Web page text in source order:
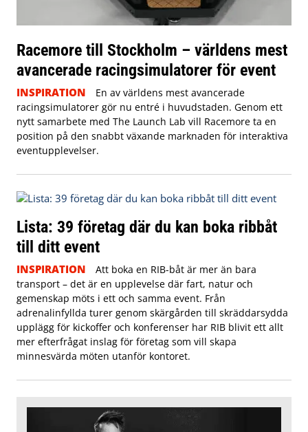
Racemore till Stockholm – världens mest
avancerade racingsimulatorer för event
INSPIRATION
En av världens mest avancerade
racingsimulatorer gör nu entré i huvudstaden. Genom ett
nytt samarbete med The Launch Lab vill Racemore ta en
position på den snabbt växande marknaden för interaktiva
eventupplevelser.
Lista: 39 företag där du kan boka ribbåt
till ditt event
INSPIRATION
Att boka en RIB-båt är mer än bara
transport – det är en upplevelse där fart, natur och
gemenskap möts i ett och samma event. Från
adrenalinfyllda turer genom skärgården till skräddarsydda
upplägg för kickoffer och konferenser har RIB blivit ett allt
mer efterfrågat inslag för företag som vill skapa
minnesvärda möten utanför kontoret.